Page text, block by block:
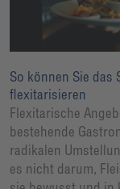
So können Sie das
flexitarisieren
Flexitarische
bestehende
radikalen
es nicht darum,